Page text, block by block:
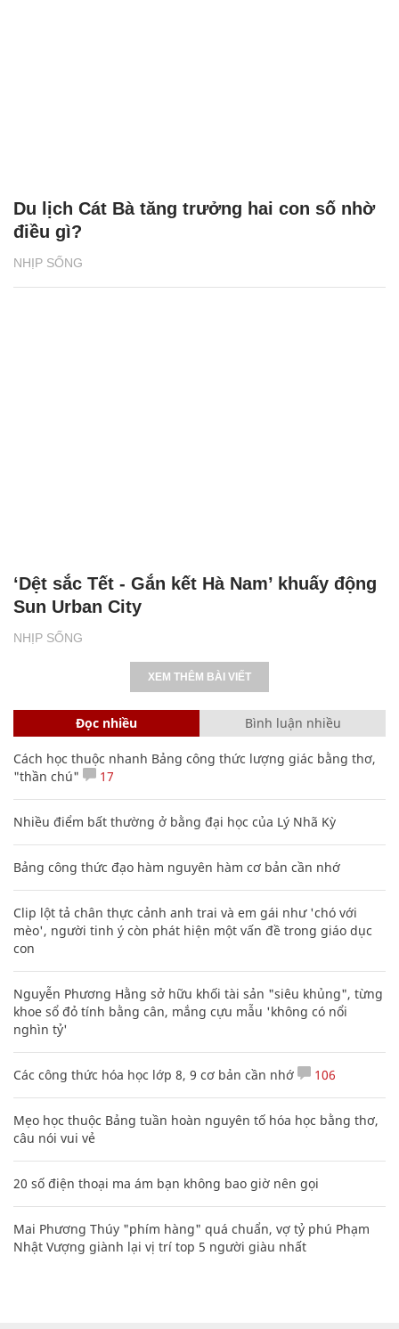
NHỊP SỐNG
Du lịch Cát Bà tăng trưởng hai con số nhờ
điều gì?
NHỊP SỐNG
‘Dệt sắc Tết - Gắn kết Hà Nam’ khuấy động
Sun Urban City
XEM THÊM BÀI VIẾT
Đọc nhiều Bình luận nhiều
Cách học thuộc nhanh Bảng công thức lượng giác bằng thơ,
"thần chú"
17
Nhiều điểm bất thường ở bằng đại học của Lý Nhã Kỳ
Bảng công thức đạo hàm nguyên hàm cơ bản cần nhớ
Clip lột tả chân thực cảnh anh trai và em gái như 'chó với
mèo', người tinh ý còn phát hiện một vấn đề trong giáo dục
con
Nguyễn Phương Hằng sở hữu khối tài sản "siêu khủng", từng
khoe sổ đỏ tính bằng cân, mắng cựu mẫu 'không có nổi
nghìn tỷ'
Các công thức hóa học lớp 8, 9 cơ bản cần nhớ 106
Mẹo học thuộc Bảng tuần hoàn nguyên tố hóa học bằng thơ,
câu nói vui vẻ
20 số điện thoại ma ám bạn không bao giờ nên gọi
Mai Phương Thúy "phím hàng" quá chuẩn, vợ tỷ phú Phạm
Nhật Vượng giành lại vị trí top 5 người giàu nhất